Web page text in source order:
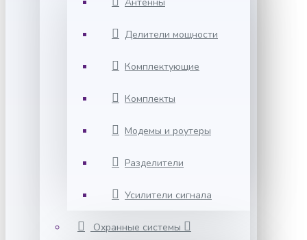
Делители мощности
Комплектующие
Комплекты
Модемы и роутеры
Разделители
Усилители сигнала
Охранные системы